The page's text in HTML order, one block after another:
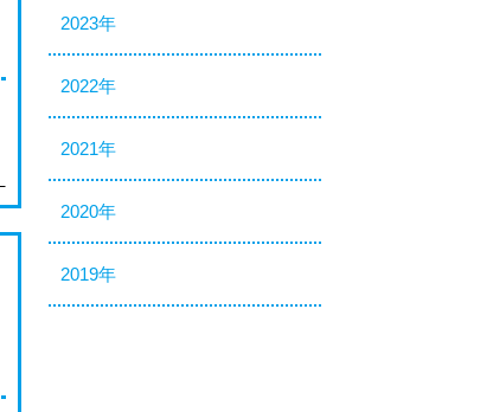
2023年
2022年
2021年
2020年
2019年